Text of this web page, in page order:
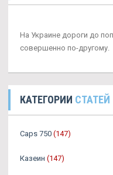
На Украине дороги до
совершенно по-другому.
КАТЕГОРИИ СТАТЕЙ
Caps 750 (147)
Казеин (147)